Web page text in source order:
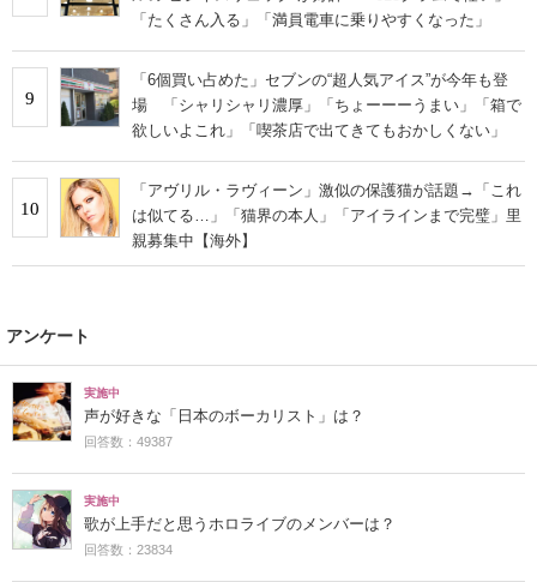
「たくさん入る」「満員電車に乗りやすくなった」
9
「6個買い占めた」セブンの“超人気アイス”が今年も登
場 「シャリシャリ濃厚」「ちょーーーうまい」「箱で
欲しいよこれ」「喫茶店で出てきてもおかしくない」
10
「アヴリル・ラヴィーン」激似の保護猫が話題→「これ
は似てる…」「猫界の本人」「アイラインまで完璧」里
親募集中【海外】
アンケート
実施中
声が好きな「日本のボーカリスト」は？
回答数：49387
実施中
歌が上手だと思うホロライブのメンバーは？
回答数：23834